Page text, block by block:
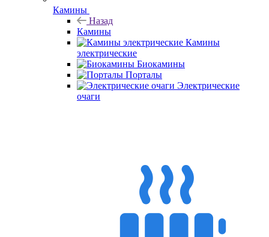
Камины
Назад
Камины
Камины
электрические
Биокамины
Порталы
Электрические
очаги